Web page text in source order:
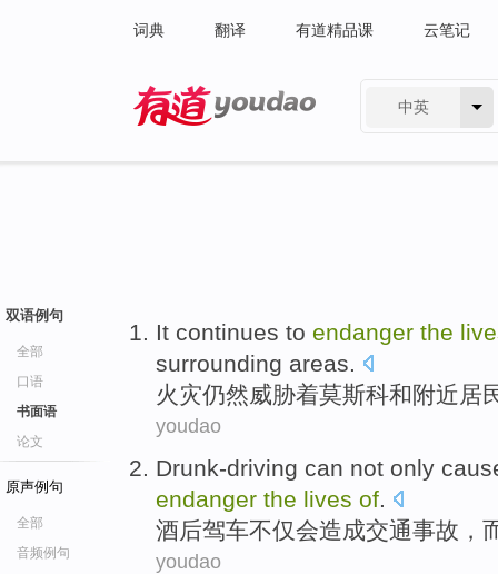
词典 翻译 有道精品课 云笔记
中英
双语例句
全部
口语
书面语
论文
原声例句
全部
音频例句
It continues to endanger the
surrounding areas.
火灾仍然威胁着莫斯科和附近 居
youdao
Drunk-driving can not only
endanger the lives of.
酒后驾车不仅会造成交通事故 ，
youdao